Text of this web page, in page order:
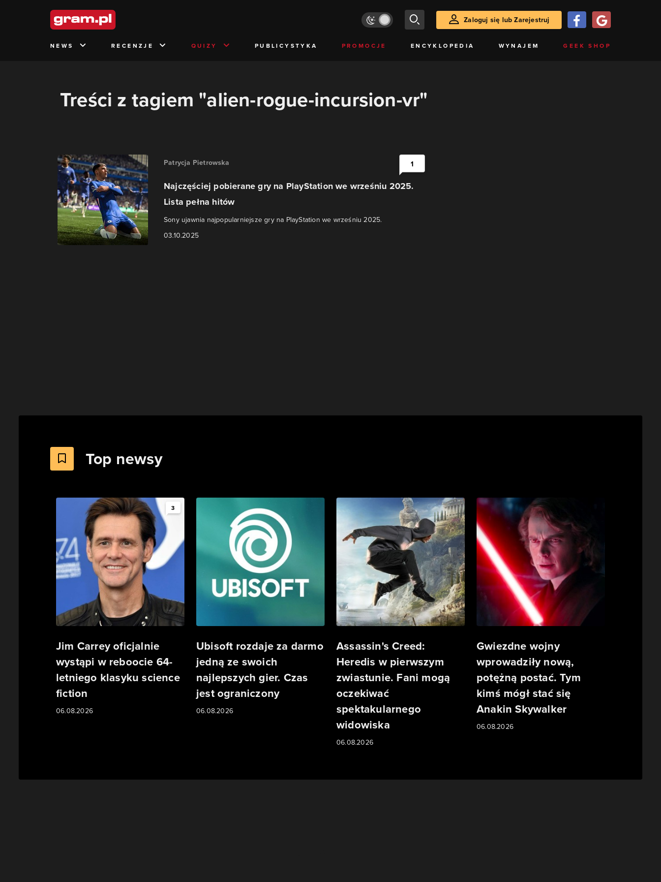
Zaloguj się lub Zarejestruj
NEWS RECENZJE QUIZY PUBLICYSTYKA PROMOCJE ENCYKLOPEDIA WYNAJEM GEEK SHOP
Treści z tagiem "alien-rogue-incursion-vr"
Patrycja Pietrowska
Najczęściej pobierane gry na PlayStation we wrześniu 2025.
Lista pełna hitów
Sony ujawnia najpopularniejsze gry na PlayStation we wrześniu 2025.
03.10.2025
1
Top newsy
3
Jim Carrey oficjalnie
wystąpi w reboocie 64-
letniego klasyku science
fiction
06.08.2026
Ubisoft rozdaje za darmo
jedną ze swoich
najlepszych gier. Czas
jest ograniczony
06.08.2026
Assassin's Creed:
Heredis w pierwszym
zwiastunie. Fani mogą
oczekiwać
spektakularnego
widowiska
06.08.2026
Gwiezdne wojny
wprowadziły nową,
potężną postać. Tym
kimś mógł stać się
Anakin Skywalker
06.08.2026